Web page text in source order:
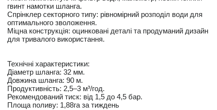
гвинт намотки шланга.
Спрінклер секторного типу: рівномірний розподіл води для
оптимального зволоження.
Міцна конструкція: оцинковані деталі та продуманий дизайн
для тривалого використання.
Технічні характеристики:
Діаметр шланга: 32 мм.
Довжина шланга: 90 м.
Продуктивність: 2,5–3 м³/год.
Рекомендований тиск: від 1,5 до 4,5 бар.
Площа поливу: 1,88га за тиждень